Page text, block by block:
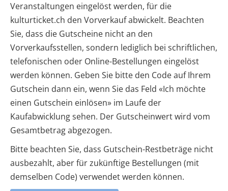
Veranstaltungen eingelöst werden, für die
kulturticket.ch den Vorverkauf abwickelt. Beachten
Sie, dass die Gutscheine nicht an den
Vorverkaufsstellen, sondern lediglich bei schriftlichen,
telefonischen oder Online-Bestellungen eingelöst
werden können. Geben Sie bitte den Code auf Ihrem
Gutschein dann ein, wenn Sie das Feld «Ich möchte
einen Gutschein einlösen» im Laufe der
Kaufabwicklung sehen. Der Gutscheinwert wird vom
Gesamtbetrag abgezogen.
Bitte beachten Sie, dass Gutschein-Restbeträge nicht
ausbezahlt, aber für zukünftige Bestellungen (mit
demselben Code) verwendet werden können.